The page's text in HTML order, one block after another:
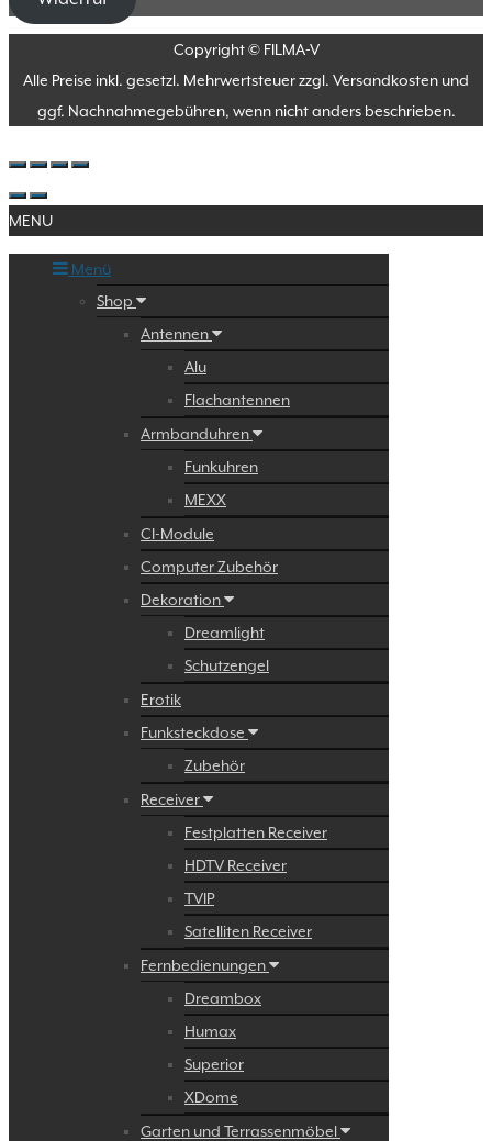
Copyright © FILMA-V
Alle Preise inkl. gesetzl. Mehrwertsteuer zzgl. Versandkosten und
ggf. Nachnahmegebühren, wenn nicht anders beschrieben.
MENU
Menü
Shop
Antennen
Alu
Flachantennen
Armbanduhren
Funkuhren
MEXX
CI-Module
Computer Zubehör
Dekoration
Dreamlight
Schutzengel
Erotik
Funksteckdose
Zubehör
Receiver
Festplatten Receiver
HDTV Receiver
TVIP
Satelliten Receiver
Fernbedienungen
Dreambox
Humax
Superior
XDome
Garten und Terrassenmöbel